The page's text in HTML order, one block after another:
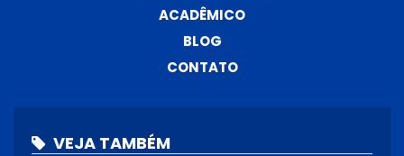
ACADÊMICO
BLOG
CONTATO
VEJA TAMBÉM